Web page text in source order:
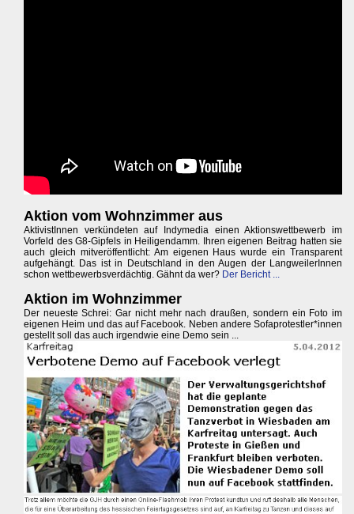
Aktion vom Wohnzimmer aus
AktivistInnen verkündeten auf Indymedia einen Aktionswettbewerb im
Vorfeld des G8-Gipfels in Heiligendamm. Ihren eigenen Beitrag hatten sie
auch gleich mitveröffentlicht: Am eigenen Haus wurde ein Transparent
aufgehängt. Das ist in Deutschland in den Augen der LangweilerInnen
schon wettbewerbsverdächtig. Gähnt da wer? Der Bericht ...
Aktion im Wohnzimmer
Der neueste Schrei: Gar nicht mehr nach draußen, sondern ein Foto im
eigenen Heim und das auf Facebook. Neben andere Sofaprotestler*innen
gestellt soll das auch irgendwie eine Demo sein ...